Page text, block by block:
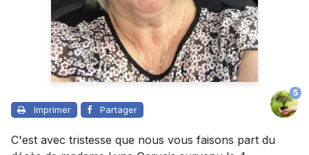
Imprimer Partager
5
C'est avec tristesse que nous vous faisons part du